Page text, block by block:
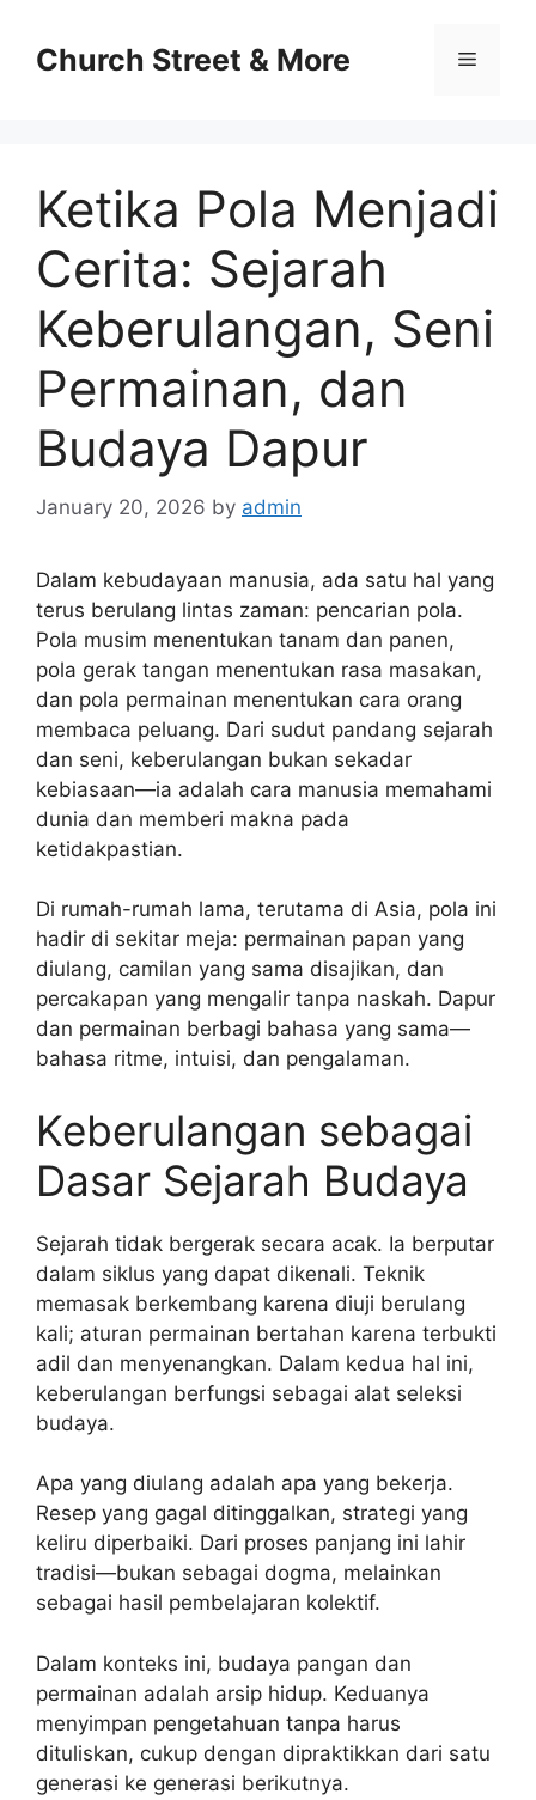
contentChurch Street & More Menu
Ketika Pola Menjadi
Cerita: Sejarah
Keberulangan, Seni
Permainan, dan
Budaya Dapur
January 20, 2026 by admin
Dalam kebudayaan manusia, ada satu hal yang
terus berulang lintas zaman: pencarian pola.
Pola musim menentukan tanam dan panen,
pola gerak tangan menentukan rasa masakan,
dan pola permainan menentukan cara orang
membaca peluang. Dari sudut pandang sejarah
dan seni, keberulangan bukan sekadar
kebiasaan—ia adalah cara manusia memahami
dunia dan memberi makna pada
ketidakpastian.
Di rumah-rumah lama, terutama di Asia, pola ini
hadir di sekitar meja: permainan papan yang
diulang, camilan yang sama disajikan, dan
percakapan yang mengalir tanpa naskah. Dapur
dan permainan berbagi bahasa yang sama—
bahasa ritme, intuisi, dan pengalaman.
Keberulangan sebagai
Dasar Sejarah Budaya
Sejarah tidak bergerak secara acak. Ia berputar
dalam siklus yang dapat dikenali. Teknik
memasak berkembang karena diuji berulang
kali; aturan permainan bertahan karena terbukti
adil dan menyenangkan. Dalam kedua hal ini,
keberulangan berfungsi sebagai alat seleksi
budaya.
Apa yang diulang adalah apa yang bekerja.
Resep yang gagal ditinggalkan, strategi yang
keliru diperbaiki. Dari proses panjang ini lahir
tradisi—bukan sebagai dogma, melainkan
sebagai hasil pembelajaran kolektif.
Dalam konteks ini, budaya pangan dan
permainan adalah arsip hidup. Keduanya
menyimpan pengetahuan tanpa harus
dituliskan, cukup dengan dipraktikkan dari satu
generasi ke generasi berikutnya.